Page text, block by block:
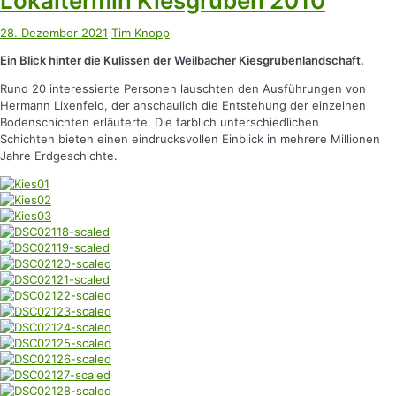
28. Dezember 2021 Tim Knopp
Ein Blick hinter die Kulissen der Weilbacher Kiesgrubenlandschaft.
Rund 20 interessierte Personen lauschten den Ausführungen von
Hermann Lixenfeld, der anschaulich die Entstehung der einzelnen
Bodenschichten erläuterte. Die farblich unterschiedlichen
Schichten bieten einen eindrucksvollen Einblick in mehrere Millionen
Jahre Erdgeschichte.